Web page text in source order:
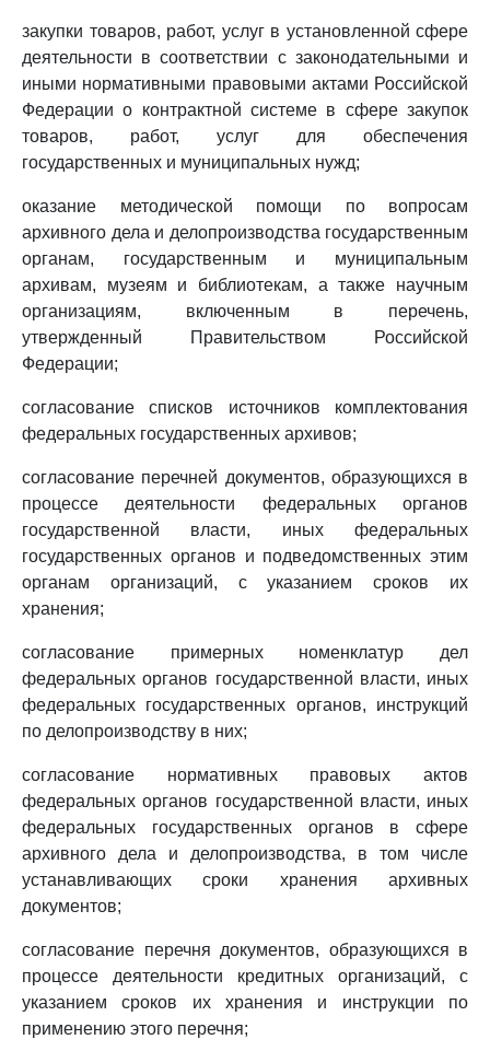
закупки товаров, работ, услуг в установленной сфере
деятельности в соответствии с законодательными и
иными нормативными правовыми актами Российской
Федерации о контрактной системе в сфере закупок
товаров, работ, услуг для обеспечения
государственных и муниципальных нужд;
оказание методической помощи по вопросам
архивного дела и делопроизводства государственным
органам, государственным и муниципальным
архивам, музеям и библиотекам, а также научным
организациям, включенным в перечень,
утвержденный Правительством Российской
Федерации;
согласование списков источников комплектования
федеральных государственных архивов;
согласование перечней документов, образующихся в
процессе деятельности федеральных органов
государственной власти, иных федеральных
государственных органов и подведомственных этим
органам организаций, с указанием сроков их
хранения;
согласование примерных номенклатур дел
федеральных органов государственной власти, иных
федеральных государственных органов, инструкций
по делопроизводству в них;
согласование нормативных правовых актов
федеральных органов государственной власти, иных
федеральных государственных органов в сфере
архивного дела и делопроизводства, в том числе
устанавливающих сроки хранения архивных
документов;
согласование перечня документов, образующихся в
процессе деятельности кредитных организаций, с
указанием сроков их хранения и инструкции по
применению этого перечня;